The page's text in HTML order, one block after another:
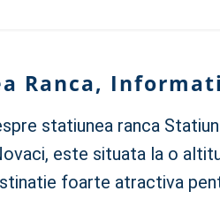
Ranca,
statiunea ranca
este situata la o
foarte atractiva